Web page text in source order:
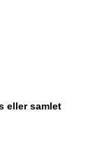
eller samlet